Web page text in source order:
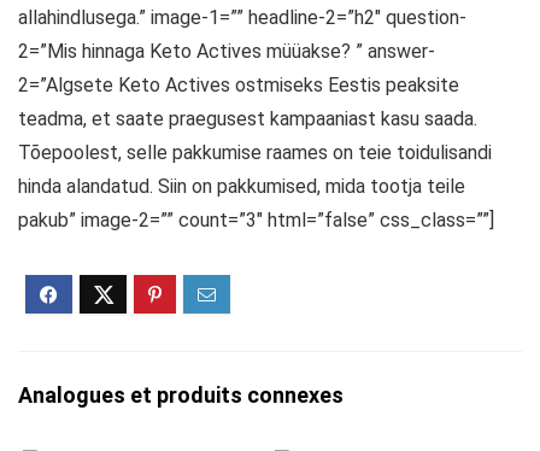
allahindlusega.” image-1=”” headline-2=”h2″ question-
2=”Mis hinnaga Keto Actives müüakse? ” answer-
2=”Algsete Keto Actives ostmiseks Eestis peaksite
teadma, et saate praegusest kampaaniast kasu saada.
Tõepoolest, selle pakkumise raames on teie toidulisandi
hinda alandatud. Siin on pakkumised, mida tootja teile
pakub” image-2=”” count=”3″ html=”false” css_class=””]
Analogues et produits connexes